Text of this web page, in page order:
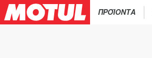
ΠΡΟΪΟΝΤΑ